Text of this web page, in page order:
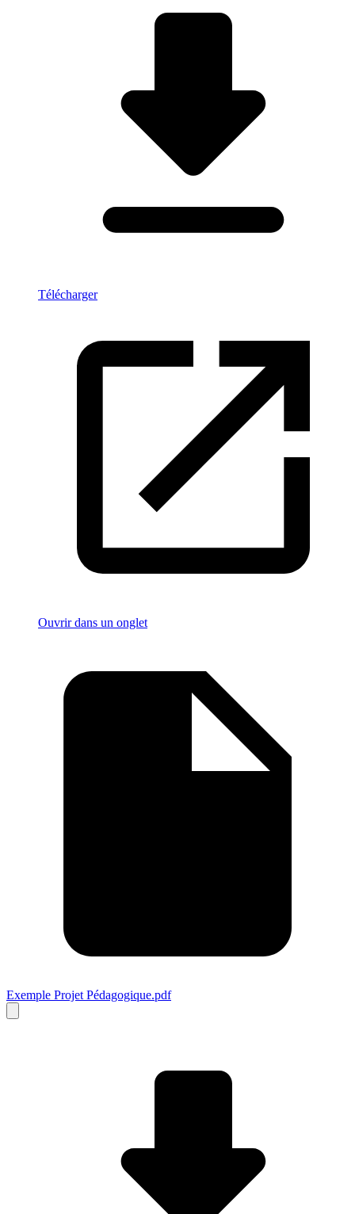
Télécharger
Ouvrir dans un onglet
Exemple Projet Pédagogique.pdf